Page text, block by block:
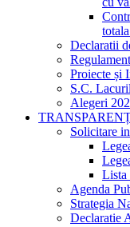
Declaratii
Proiecte și
S.C.
Alegeri
Solicitare
Lista
Agenda
Strategia
Declaratie